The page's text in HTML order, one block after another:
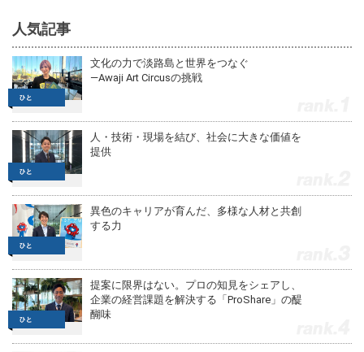
人気記事
文化の力で淡路島と世界をつなぐ
—Awaji Art Circusの挑戦
人・技術・現場を結び、社会に大きな価値を
提供
異色のキャリアが育んだ、多様な人材と共創
する力
提案に限界はない。プロの知見をシェアし、
企業の経営課題を解決する「ProShare」の醍
醐味